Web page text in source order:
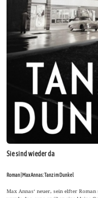
Sie sind wieder da
Roman | Max Annas: Tanz im Dunkel
Max Annas‘ neuer, sein elfter